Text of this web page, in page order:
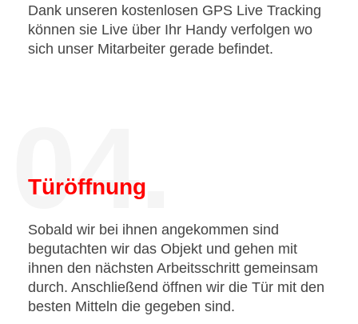
Dank unseren kostenlosen GPS Live Tracking
können sie Live über Ihr Handy verfolgen wo
sich unser Mitarbeiter gerade befindet.
04.
Türöffnung
Sobald wir bei ihnen angekommen sind
begutachten wir das Objekt und gehen mit
ihnen den nächsten Arbeitsschritt gemeinsam
durch. Anschließend öffnen wir die Tür mit den
besten Mitteln die gegeben sind.